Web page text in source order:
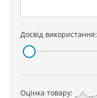
Досвід використання:
Оцінка товару: